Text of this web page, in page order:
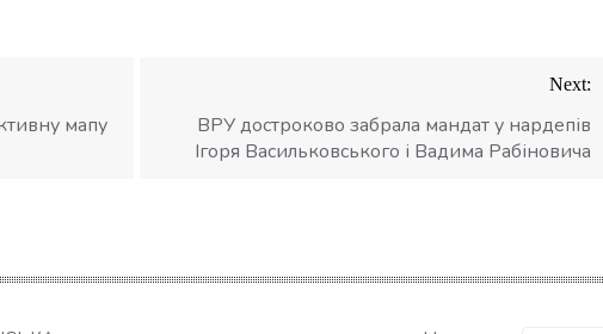
мапу
Next:
ВРУ достроково забрала мандат у нардепів
Ігоря Васильковського і Вадима Рабіновича